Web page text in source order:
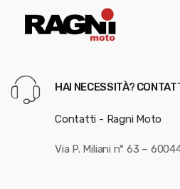
HAI NECESSITÀ?
Contatti - Ragni Moto
Via P. Miliani n° 63 –